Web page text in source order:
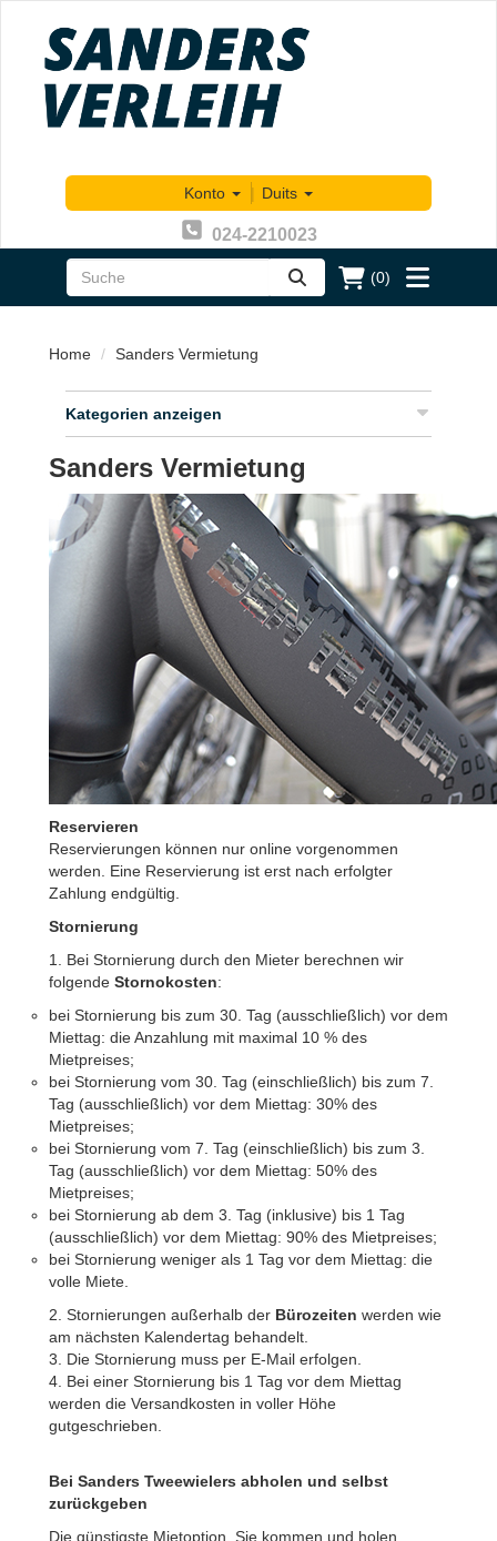
Konto | Duits
024-2210023
zoeken
(0)
Toggle
menu
Home Sanders Vermietung
Kategorien anzeigen
Sanders Vermietung
Reservieren
Reservierungen können nur online vorgenommen
werden. Eine Reservierung ist erst nach erfolgter
Zahlung endgültig.
Stornierung
1. Bei Stornierung durch den Mieter berechnen wir
folgende Stornokosten:
bei Stornierung bis zum 30. Tag (ausschließlich) vor dem
Miettag: die Anzahlung mit maximal 10 % des
Mietpreises;
bei Stornierung vom 30. Tag (einschließlich) bis zum 7.
Tag (ausschließlich) vor dem Miettag: 30% des
Mietpreises;
bei Stornierung vom 7. Tag (einschließlich) bis zum 3.
Tag (ausschließlich) vor dem Miettag: 50% des
Mietpreises;
bei Stornierung ab dem 3. Tag (inklusive) bis 1 Tag
(ausschließlich) vor dem Miettag: 90% des Mietpreises;
bei Stornierung weniger als 1 Tag vor dem Miettag: die
volle Miete.
2. Stornierungen außerhalb der Bürozeiten werden wie
am nächsten Kalendertag behandelt.
3. Die Stornierung muss per E-Mail erfolgen.
4. Bei einer Stornierung bis 1 Tag vor dem Miettag
werden die Versandkosten in voller Höhe
gutgeschrieben.
Bei Sanders Tweewielers abholen und selbst
zurückgeben
Die günstigste Mietoption. Sie kommen und holen